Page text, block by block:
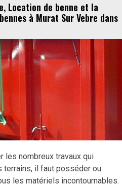
Location de benne et la
à Murat Sur Vebre dans
les nombreux travaux qui
terrains, il faut posséder ou
les matériels incontournables.